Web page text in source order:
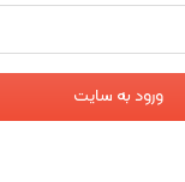
ورود به سایت